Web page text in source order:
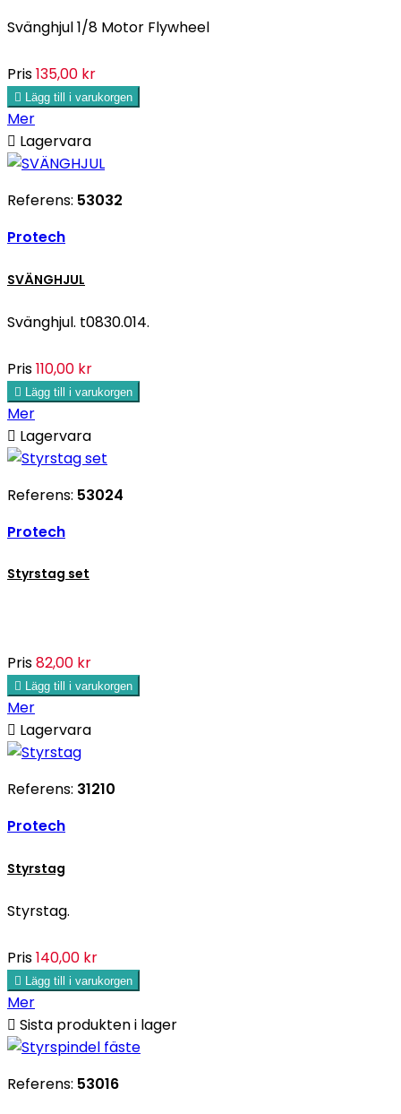
Svänghjul 1/8 Motor Flywheel
Pris135,00 kr
 Lägg till i varukorgen
Mer
 Lagervara
Referens: 53032
Protech
SVÄNGHJUL
Svänghjul. t0830.014.
Pris110,00 kr
 Lägg till i varukorgen
Mer
 Lagervara
Referens: 53024
Protech
Styrstag set
Pris82,00 kr
 Lägg till i varukorgen
Mer
 Lagervara
Referens: 31210
Protech
Styrstag
Styrstag.
Pris140,00 kr
 Lägg till i varukorgen
Mer
 Sista produkten i lager
Referens: 53016